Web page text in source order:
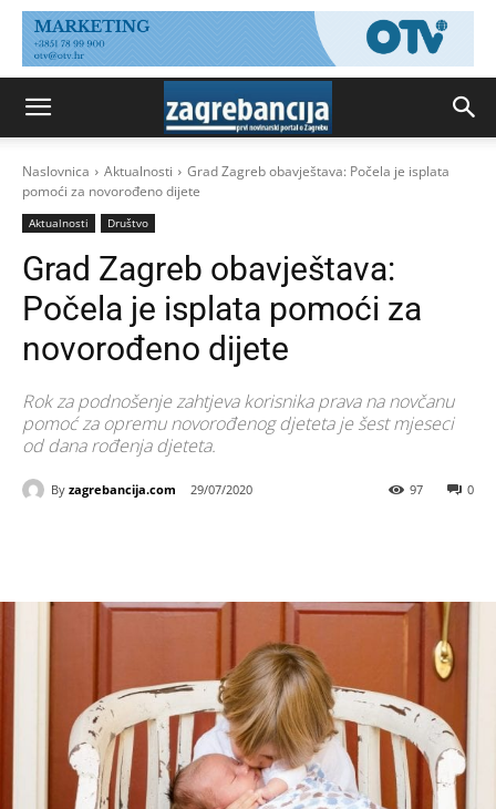
Naslovnica Aktualnosti
Grad Zagreb obavještava: Počela je isplata
pomoći za novorođeno dijete
Aktualnosti Društvo
Grad Zagreb obavještava:
Počela je isplata pomoći za
novorođeno dijete
Rok za podnošenje zahtjeva korisnika prava na novčanu
pomoć za opremu novorođenog djeteta je šest mjeseci
od dana rođenja djeteta.
By zagrebancija.com 29/07/2020 0
97